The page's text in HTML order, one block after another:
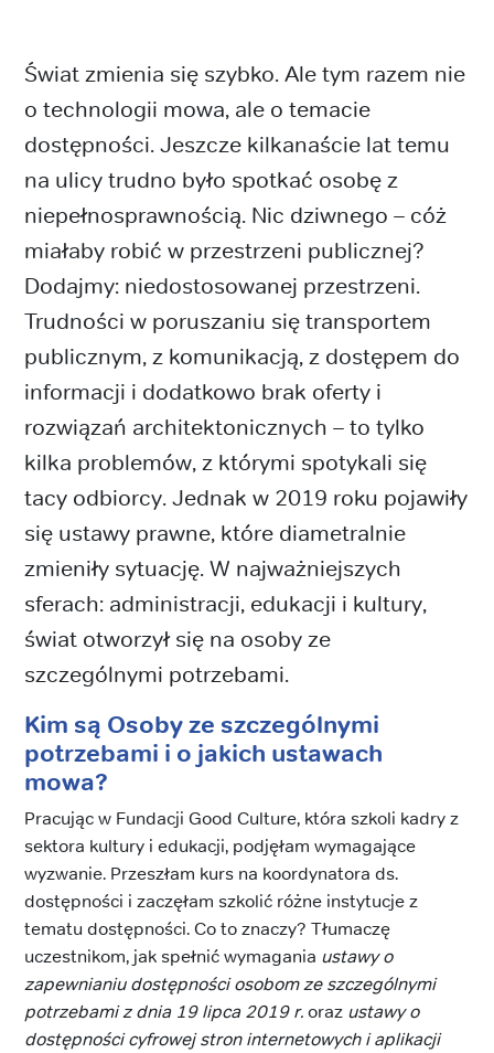
Świat zmienia się szybko. Ale tym razem nie
o technologii mowa, ale o temacie
dostępności. Jeszcze kilkanaście lat temu
na ulicy trudno było spotkać osobę z
niepełnosprawnością. Nic dziwnego – cóż
miałaby robić w przestrzeni publicznej?
Dodajmy: niedostosowanej przestrzeni.
Trudności w poruszaniu się transportem
publicznym, z komunikacją, z dostępem do
informacji i dodatkowo brak oferty i
rozwiązań architektonicznych – to tylko
kilka problemów, z którymi spotykali się
tacy odbiorcy. Jednak w 2019 roku pojawiły
się ustawy prawne, które diametralnie
zmieniły sytuację. W najważniejszych
sferach: administracji, edukacji i kultury,
świat otworzył się na osoby ze
szczególnymi potrzebami.
Kim są Osoby ze szczególnymi
potrzebami i o jakich ustawach
mowa?
Pracując w Fundacji Good Culture, która szkoli kadry z
sektora kultury i edukacji, podjęłam wymagające
wyzwanie. Przeszłam kurs na koordynatora ds.
dostępności i zaczęłam szkolić różne instytucje z
tematu dostępności. Co to znaczy? Tłumaczę
uczestnikom, jak spełnić wymagania ustawy o
zapewnianiu dostępności osobom ze szczególnymi
potrzebami z dnia 19 lipca 2019 r.oraz ustawy o
dostępności cyfrowej stron internetowych i aplikacji